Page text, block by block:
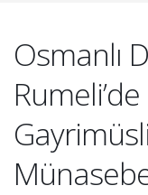
Osmanlı
Rumeli’de